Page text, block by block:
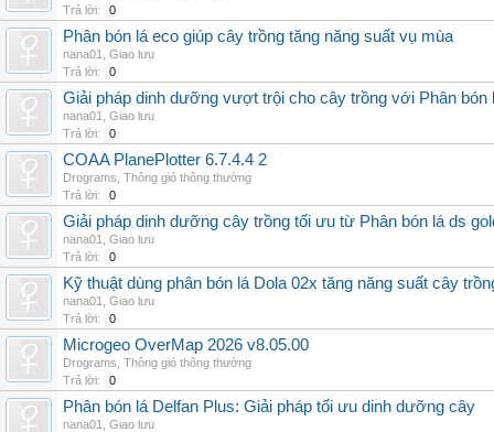
Trả lời:
0
Phân bón lá eco giúp cây trồng tăng năng suất vụ mùa
nana01
Giao lưu
Trả lời:
0
Giải pháp dinh dưỡng vượt trội cho cây trồng với Phân bón
nana01
Giao lưu
Trả lời:
0
COAA PlanePlotter 6.7.4.4 2
Drograms Thông gió thông thường
Trả lời:
0
Giải pháp dinh dưỡng cây trồng tối ưu từ Phân bón lá ds
nana01
Giao lưu
Trả lời:
0
Kỹ thuật dùng phân bón lá Dola 02x tăng năng suất cây
nana01
Giao lưu
Trả lời:
0
Microgeo OverMap 2026 v8.05.00
Drograms Thông gió thông thường
Trả lời:
0
Phân bón lá Delfan Plus: Giải pháp tối ưu dinh dưỡng cây
nana01
Giao lưu